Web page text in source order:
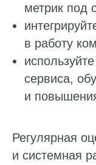
метрик под
в работу
сервиса,
и
Регулярная
и системная